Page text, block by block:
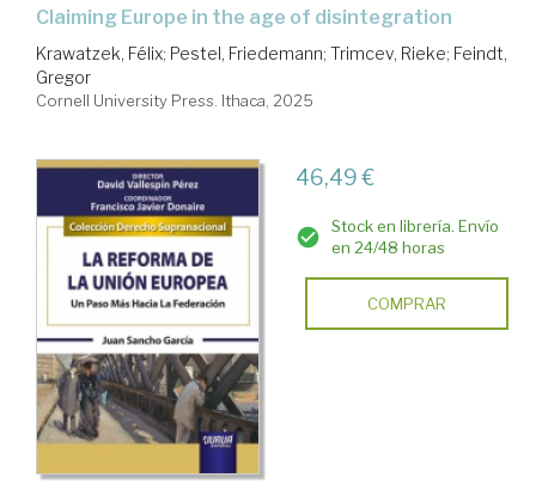
claiming Europe in the age of disintegration
Krawatzek, Félix; Pestel, Friedemann; Trimcev, Rieke; Feindt,
Gregor
Cornell University Press. Ithaca, 2025
46,49 €
Stock en librería. Envío
en 24/48 horas
COMPRAR